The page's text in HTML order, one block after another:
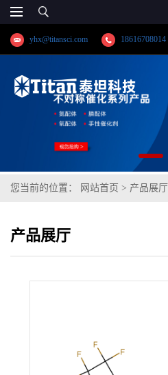
yhx@titansci.com 18616708014
您当前的位置： 网站首页 > 产品展厅
分;(泰坦现货供应)
产品展厅